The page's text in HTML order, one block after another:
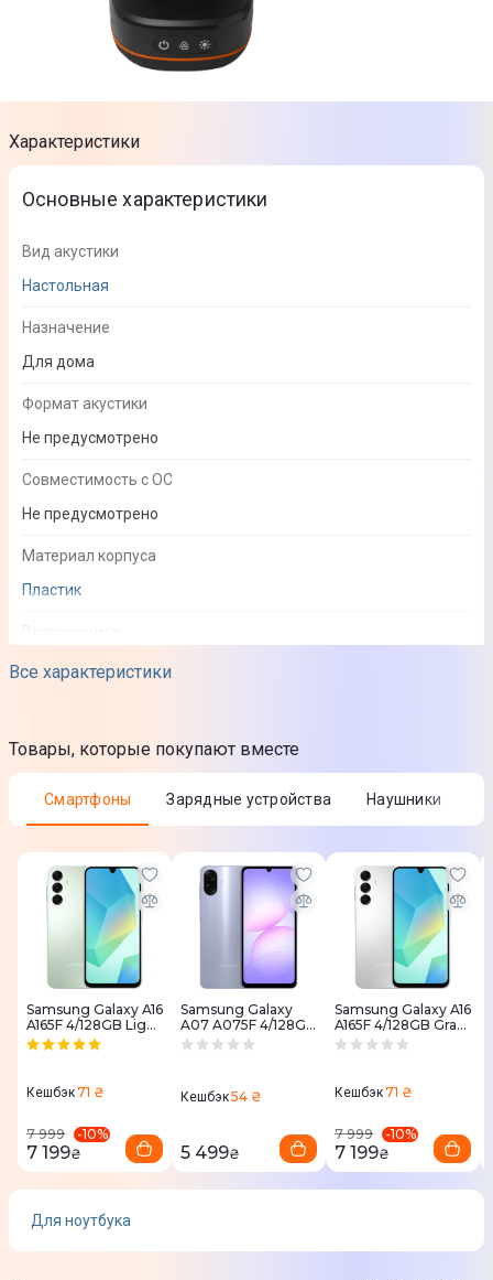
Характеристики
Все характеристики
Основные характеристики
Вид акустики
Настольная
Назначение
Для дома
Формат акустики
Не предусмотрено
Совместимость с ОС
Не предусмотрено
Материал корпуса
Пластик
Нет
Нет
Качество аудио
Воспроизведение аудио
Не предусмотрено
Суммарная мощность
22 Вт
Минимальная воспроизводимая частота
Максимальная воспроизводимая частота
Не предусмотрено
Товары, которые покупают вместе
Смартфоны Зарядные устройства Наушники
Samsung Galaxy A16
A165F 4/128GB Light
Green (SM-
A165FLGBEUС)
Кешбэк71 ₴
7 999 -10%
7 199₴
Samsung Galaxy
A07 A075F 4/128GB
Light Violet (SM-
Кешбэк54 ₴
5 499₴
Samsung Galaxy A16
A165F 4/128GB Gray
(SM-A165FZABEUC)
Кешбэк71 ₴
7 999 -10%
7 199₴
Для ноутбука